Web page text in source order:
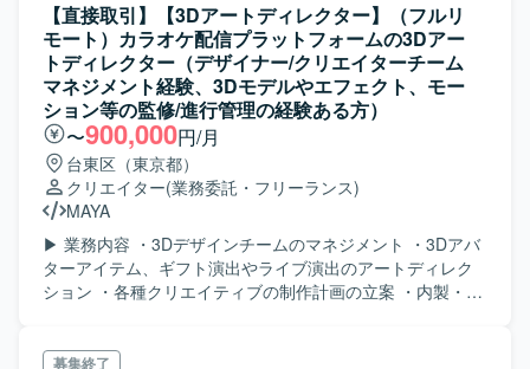
【直接取引】【3Dアートディレクター】（フルリ
モート）カラオケ配信プラットフォームの3Dアー
トディレクター（デザイナー/クリエイターチーム
マネジメント経験、3Dモデルやエフェクト、モー
ション等の監修/進行管理の経験ある方）
〜900,000円/月
台東区（東京都）
クリエイター(業務委託・フリーランス)
MAYA
▶ 業務内容 ・3Dデザインチームのマネジメント ・3Dアバ
ターアイテム、ギフト演出やライブ演出のアートディレク
ション ・各種クリエイティブの制作計画の立案 ・内製・外
ャリング：Photoshop/Substance Painter 実装：
募集終了